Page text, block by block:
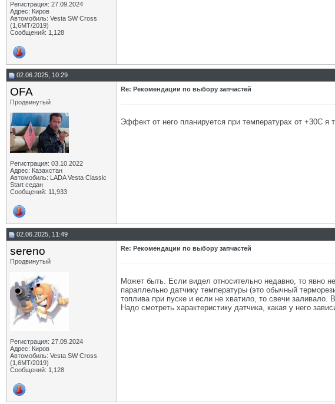
Регистрация: 27.09.2024
Адрес: Киров
Автомобиль: Vesta SW Cross
(1,6МТ/2019)
Сообщений: 1,128
02.06.2025, 10:29
OFA
Продвинутый
Регистрация: 03.10.2022
Адрес: Казахстан
Автомобиль: LADA Vesta Classic
Start седан
Сообщений: 11,933
Re: Рекомендации по выбору запчастей
Эффект от него планируется при температурах от +30С я
02.06.2025, 11:49
sereno
Продвинутый
Регистрация: 27.09.2024
Адрес: Киров
Автомобиль: Vesta SW Cross
(1,6МТ/2019)
Сообщений: 1,128
Re: Рекомендации по выбору запчастей
Может быть. Если видел относительно недавно, то явно
параллельно датчику температуры (это обычный
топлива при пуске и если не хватило, то свечи
Надо смотреть характеристику датчика, какая у него